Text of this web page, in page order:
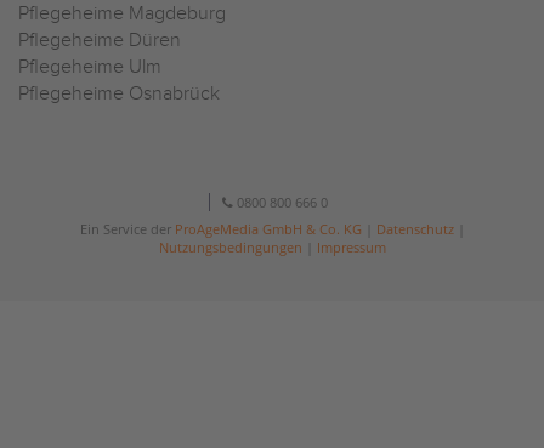
Pflegeheime Magdeburg
Pflegeheime Düren
Pflegeheime Ulm
Pflegeheime Osnabrück
0800 800 666 0
Ein Service der ProAgeMedia GmbH & Co. KG Datenschutz|
Nutzungsbedingungen
Impressum